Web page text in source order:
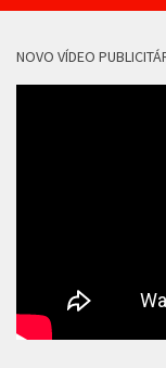
NOVO VÍDEO